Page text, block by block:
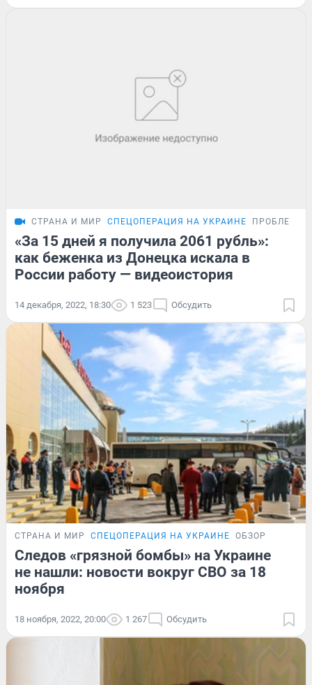
СТРАНА И МИР СПЕЦОПЕРАЦИЯ НА УКРАИНЕ ПРОБЛЕМА
«За 15 дней я получила 2061 рубль»:
как беженка из Донецка искала в
России работу — видеоистория
14 декабря, 2022, 18:30 1 523 Обсудить
СТРАНА И МИР СПЕЦОПЕРАЦИЯ НА УКРАИНЕ ОБЗОР
Следов «грязной бомбы» на Украине
не нашли: новости вокруг СВО за 18
ноября
18 ноября, 2022, 20:00 1 267 Обсудить